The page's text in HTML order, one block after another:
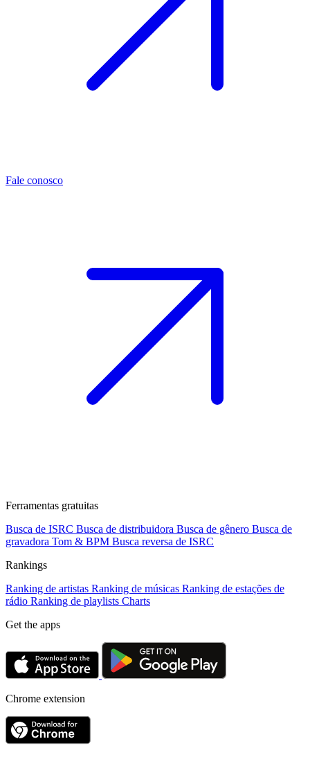
Fale conosco
Ferramentas gratuitas
Busca de ISRC Busca de distribuidora Busca de gênero Busca de
gravadora Tom & BPM Busca reversa de ISRC
Rankings
Ranking de artistas Ranking de músicas Ranking de estações de
rádio Ranking de playlists Charts
Get the apps
Chrome extension